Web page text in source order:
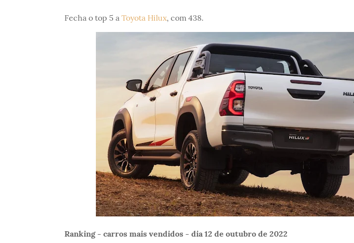
Fecha o top 5 a Toyota Hilux, com 438.
Ranking - carros mais vendidos - dia 12 de outubro de 2022